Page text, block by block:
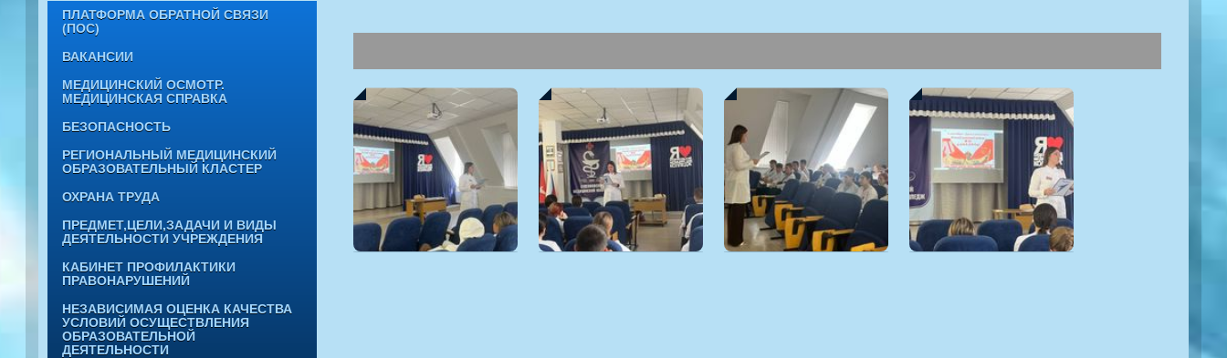
ПЛАТФОРМА ОБРАТНОЙ СВЯЗИ
(ПОС)
ВАКАНСИИ
МЕДИЦИНСКИЙ ОСМОТР.
МЕДИЦИНСКАЯ СПРАВКА
БЕЗОПАСНОСТЬ
РЕГИОНАЛЬНЫЙ МЕДИЦИНСКИЙ
ОБРАЗОВАТЕЛЬНЫЙ КЛАСТЕР
ОХРАНА ТРУДА
ПРЕДМЕТ,ЦЕЛИ,ЗАДАЧИ И ВИДЫ
ДЕЯТЕЛЬНОСТИ УЧРЕЖДЕНИЯ
КАБИНЕТ ПРОФИЛАКТИКИ
ПРАВОНАРУШЕНИЙ
НЕЗАВИСИМАЯ ОЦЕНКА КАЧЕСТВА
УСЛОВИЙ ОСУЩЕСТВЛЕНИЯ
ОБРАЗОВАТЕЛЬНОЙ
ДЕЯТЕЛЬНОСТИ